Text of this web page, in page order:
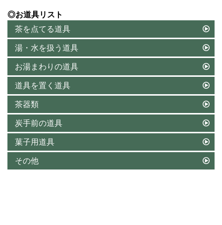
◎お道具リスト
茶を点てる道具
湯・水を扱う道具
お湯まわりの道具
道具を置く道具
茶器類
炭手前の道具
菓子用道具
その他